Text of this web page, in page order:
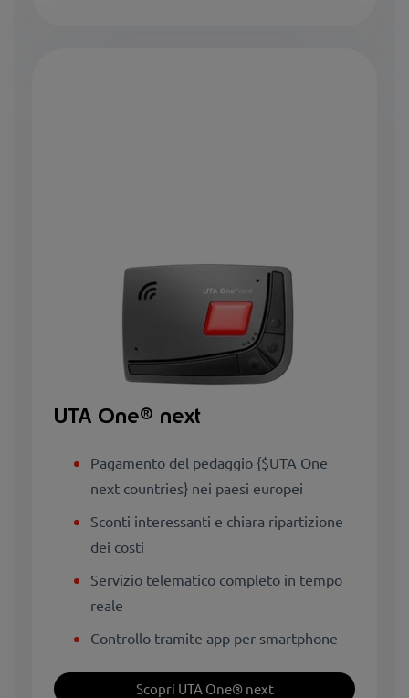
UTA One® next
Pagamento del pedaggio {$UTA One
next countries} nei paesi europei
Sconti interessanti e chiara ripartizione
dei costi
Servizio telematico completo in tempo
reale
Controllo tramite app per smartphone
Scopri UTA One® next